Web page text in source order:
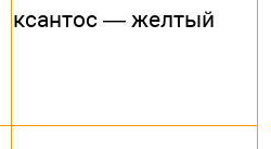
ксантос — желтый